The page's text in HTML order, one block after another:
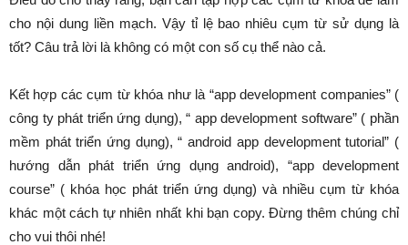
cho nội dung liền mạch. Vậy tỉ lệ bao nhiêu cụm từ sử dụng là
tốt? Câu trả lời là không có một con số cụ thể nào cả.
Kết hợp các cụm từ khóa như là “app development companies” (
công ty phát triển ứng dụng), “ app development software” ( phần
mềm phát triển ứng dụng), “ android app development tutorial” (
hướng dẫn phát triển ứng dụng android), “app development
course” ( khóa học phát triển ứng dụng) và nhiều cụm từ khóa
khác một cách tự nhiên nhất khi bạn copy. Đừng thêm chúng chỉ
cho vui thôi nhé!